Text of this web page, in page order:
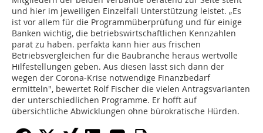
und hier im jeweiligen Einzelfall Unterstützung leistet. „Es
ist vor allem für die Programmüberprüfung und für einige
Banken wichtig, die betriebswirtschaftlichen Kennzahlen
parat zu haben. perfakta kann hier aus frischen
Betriebsvergleichen für die Baubranche heraus wertvolle
Hilfestellungen geben. Aus diesen lässt sich dann der
wegen der Corona-Krise notwendige Finanzbedarf
ermitteln", bewertet Rolf Fischer die vielen Antragsvarianten
der unterschiedlichen Programme. Er hofft auf
übersichtliche Abwicklungen ohne bürokratische Hürden.